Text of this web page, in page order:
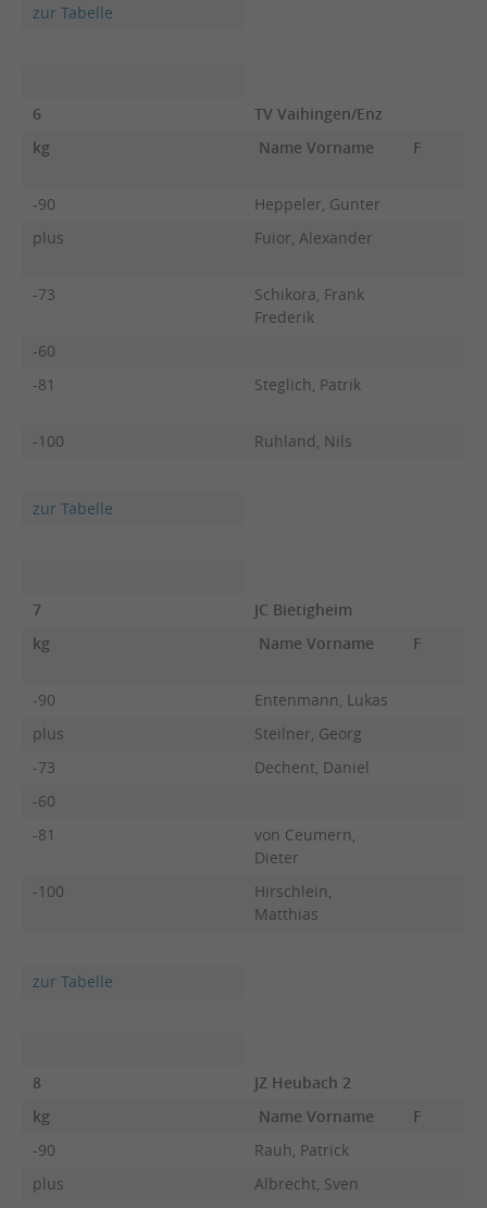
zur Tabelle
6
TV Vaihingen/Enz
kg
Name Vorname F
-90
Heppeler, Gunter
plus
Fuior, Alexander
-73
Schikora, Frank
Frederik
-60
-81
Steglich, Patrik
-100 Ruhland, Nils
zur Tabelle
7
JC Bietigheim
kg
Name Vorname F
-90
Entenmann, Lukas
plus
Steilner, Georg
-73
Dechent, Daniel
-60
-81
von Ceumern,
Dieter
-100
Hirschlein,
Matthias
zur Tabelle
8
JZ Heubach 2
kg
Name Vorname
F
-90
Rauh, Patrick
plus
Albrecht, Sven